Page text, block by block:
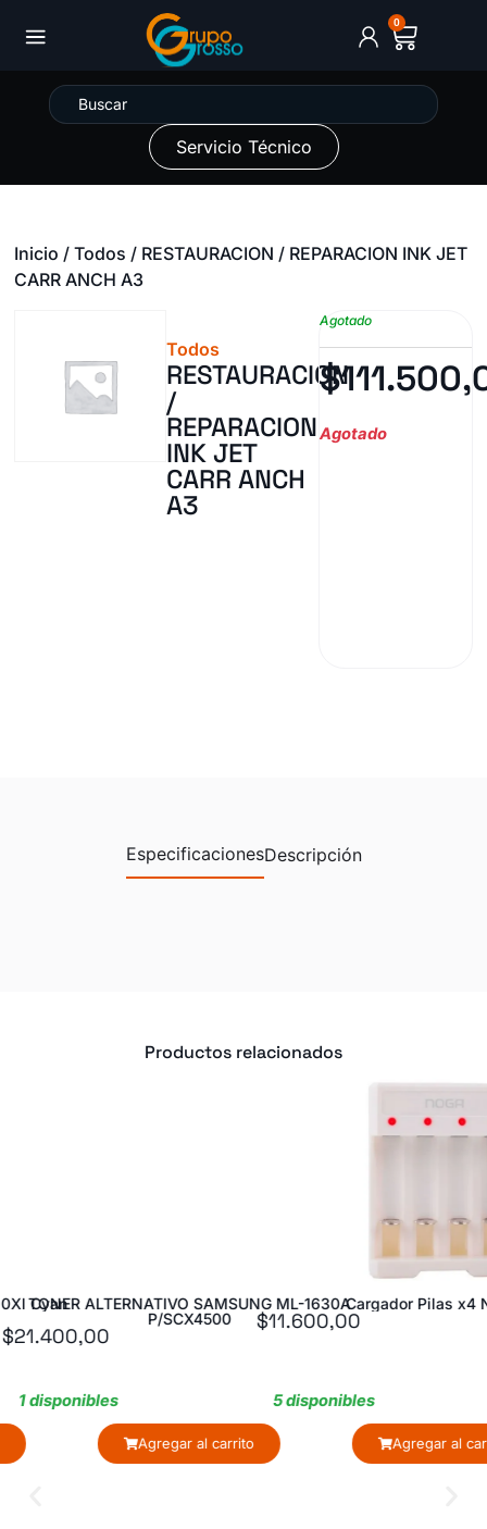
0
Servicio Técnico
Inicio /Todos / RESTAURACION / REPARACION INK JET
CARR ANCH A3
Todos
RESTAURACION
/
REPARACION
INK JET
CARR ANCH
A3
Agotado
$
Agotado
EspecificacionesDescripción
Productos relacionados
Cyan
TONER ALTERNATIVO SAMSUNG ML-1630A
P/SCX4500
$21.400,00
1 disponibles
Agregar al carrito
Cargador Pilas x4
$11.600,00
5 disponibles
Agregar al